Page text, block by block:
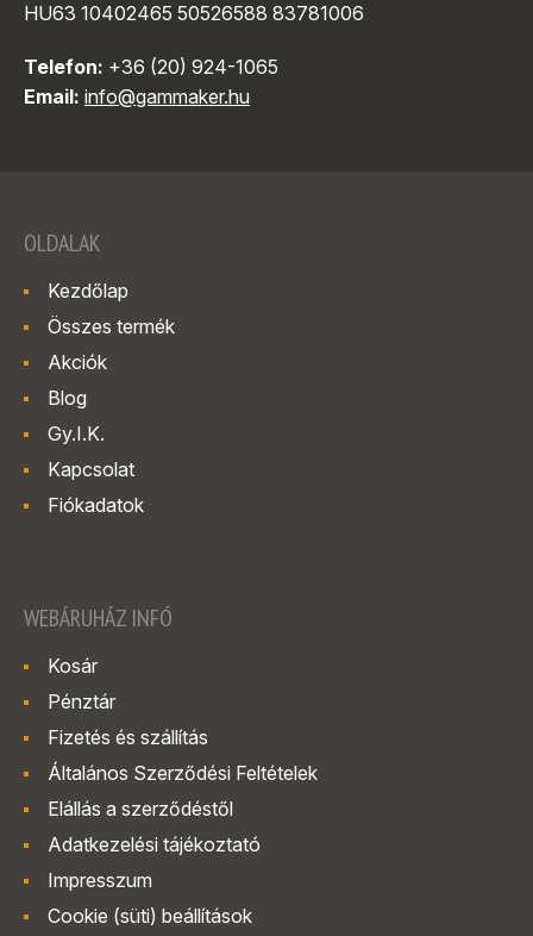
HU63 10402465 50526588 83781006
Telefon: +36 (20) 924-1065
Email: info@gammaker.hu
OLDALAK
Kezdőlap
Összes termék
Akciók
Blog
Gy.I.K.
Kapcsolat
Fiókadatok
WEBÁRUHÁZ INFÓ
Kosár
Pénztár
Fizetés és szállítás
Általános Szerződési Feltételek
Elállás a szerződéstől
Adatkezelési tájékoztató
Impresszum
Cookie (süti) beállítások